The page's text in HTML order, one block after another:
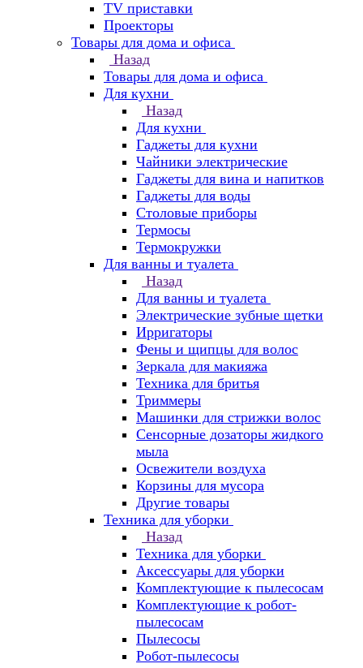
TV приставки
Проекторы
Товары для дома и офиса
Назад
Товары для дома и офиса
Для кухни
Назад
Для кухни
Гаджеты для кухни
Чайники электрические
Гаджеты для вина и напитков
Гаджеты для воды
Столовые приборы
Термосы
Термокружки
Для ванны и туалета
Назад
Для ванны и туалета
Электрические зубные щетки
Ирригаторы
Фены и щипцы для волос
Зеркала для макияжа
Техника для бритья
Триммеры
Машинки для стрижки волос
Сенсорные дозаторы жидкого
мыла
Освежители воздуха
Корзины для мусора
Другие товары
Техника для уборки
Назад
Техника для уборки
Аксессуары для уборки
Комплектующие к пылесосам
Комплектующие к робот-
пылесосам
Пылесосы
Робот-пылесосы